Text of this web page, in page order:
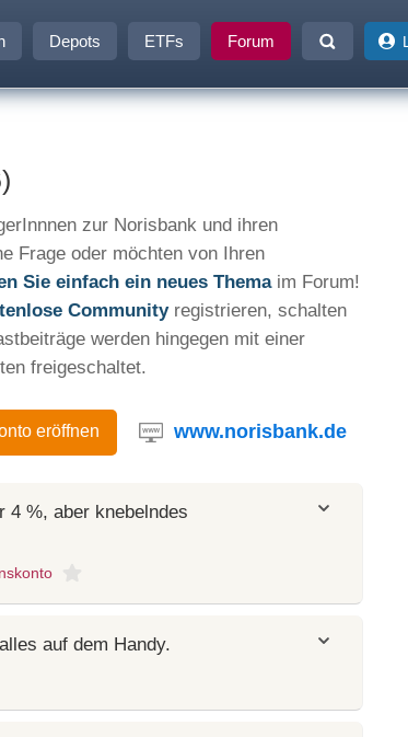
Depots ETFs Forum
zur Norisbank und ihren
Frage oder möchten von Ihren
Sie einfach ein neues Themaim Forum!
Communityregistrieren, schalten
werden hingegen mit einer
freigeschaltet.
eröffnen www.norisbank.de
4 %, aber knebelndes
auf dem Handy.